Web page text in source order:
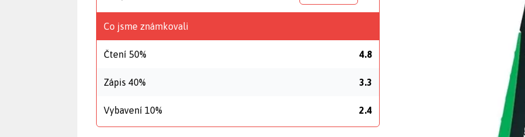
Co jsme známkovali
Čtení 50% 4.8
Zápis 40% 3.3
Vybavení 10% 2.4